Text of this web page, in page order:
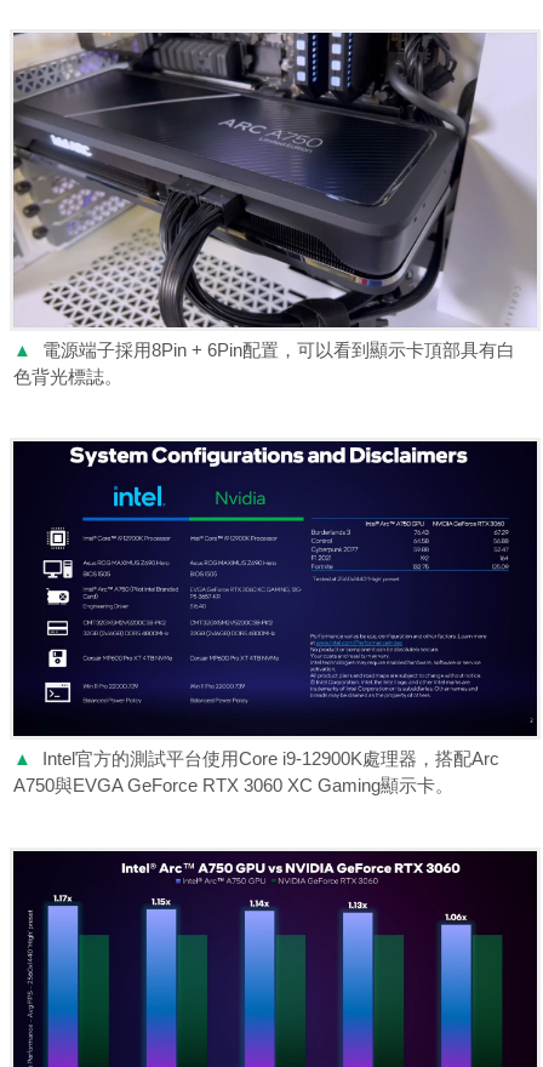
▲
電源端子採用8Pin + 6Pin配置，可以看到顯示卡頂部具有白
色背光標誌。
▲
Intel官方的測試平台使用Core i9-12900K處理器，搭配Arc
A750與EVGA GeForce RTX 3060 XC Gaming顯示卡。